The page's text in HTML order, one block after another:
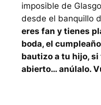
imposible de
desde el banquillo
eres fan y tienes
boda, el
bautizo a tu hijo, si
abierto… anúlalo.